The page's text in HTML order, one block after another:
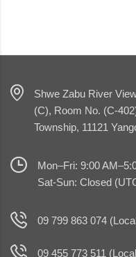
Shwe Zabu River
(C), Room No. (C-
Township, 11121
Mon–Fri: 9:00
Sat-Sun: Closed
09 799 863 074
09 455 773 511